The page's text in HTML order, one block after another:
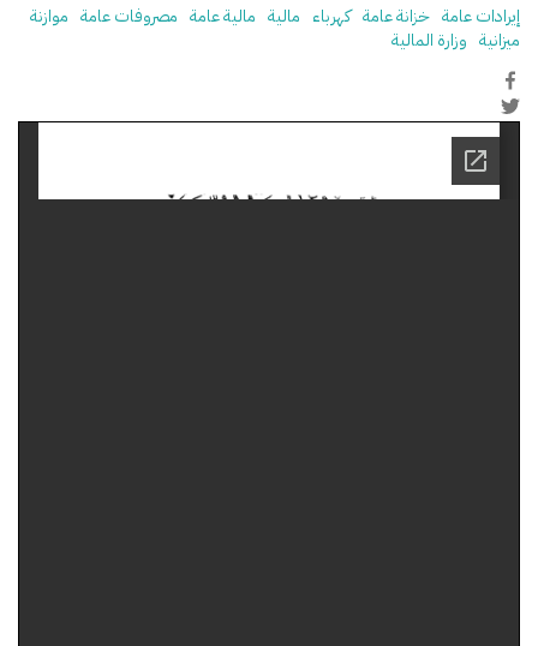
إيرادات عامة خزانة عامة كهرباء مالية مالية عامة مصروفات عامة موازنة
ميزانية وزارة المالية